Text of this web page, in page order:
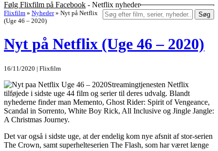
Følg Flixfilm på Facebook - Netflix nyheder
Søg
Flixfilm » Nyheder » Nyt på Netflix
(Uge 46 – 2020)
Nyt på Netflix (Uge 46 – 2020)
16/11/2020 | Flixfilm
Streamingtjenesten Netflix
tilføjede i sidste uge 44 film og serier til deres udvalg. Blandt
nyhederne finder man Memento, Ghost Rider: Spirit of Vengeance,
Scandal in Sorrento, White Boy Rick, All Inclusive og Jingle Jangle:
A Christmas Journey.
Det var også i sidste uge, at der endelig kom nye afsnit af stor-serien
The Crown, samt superhelteserien The Flash, som har været længe